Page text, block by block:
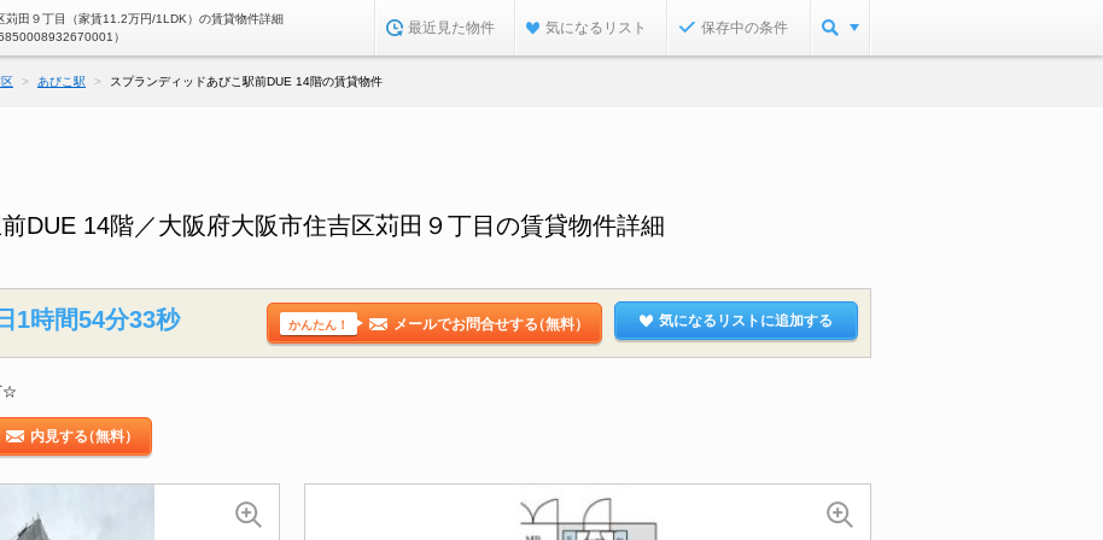
苅田９丁目（家賃11.2万円/1LDK）の賃貸物件詳細
）
最近見た物件 気になるリスト 保存中の条件
あびこ駅 スプランディッドあびこ駅前DUE 14階の賃貸物件
DUE 14階／大阪府大阪市住吉区苅田９丁目の賃貸物件詳細
1時間54分32秒 かんたん！ メールでお問合せする（無料） 気になるリストに追加する
☆
内見する（無料）